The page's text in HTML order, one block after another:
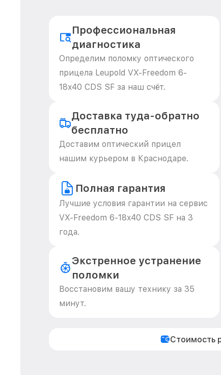
Профессиональная
диагностика
Определим поломку оптического
прицела Leupold VX-Freedom 6-
18x40 CDS SF за наш счёт.
Доставка туда-обратно
бесплатно
Доставим оптический прицел
нашим курьером в Краснодаре.
Полная гарантия
Лучшие условия гарантии на сервис
VX-Freedom 6-18x40 CDS SF на 3
года.
Экстренное устранение
поломки
Восстановим вашу технику за 35
минут.
Стоимость